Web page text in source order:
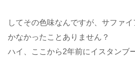
してその色味なんですが、サファ
かなかったことありません？
ハイ、ここから2年前にイスタンブ